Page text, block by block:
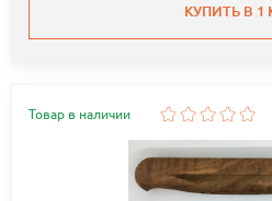
КУПИТЬ В 1
Товар в наличии